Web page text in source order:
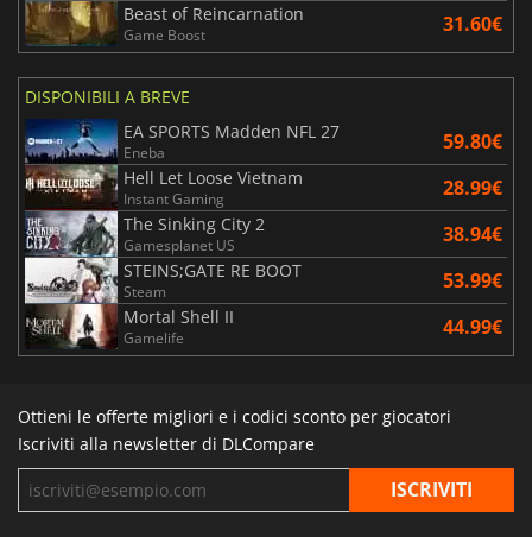
Beast of Reincarnation
Game Boost 31.60€
DISPONIBILI A BREVE
EA SPORTS Madden NFL 27
Eneba 59.80€
Hell Let Loose Vietnam
Instant Gaming 28.99€
The Sinking City 2
Gamesplanet US 38.94€
STEINS;GATE RE BOOT
Steam 53.99€
Mortal Shell II
Gamelife 44.99€
Ottieni le offerte migliori e i codici sconto per giocatori
Iscriviti alla newsletter di DLCompare